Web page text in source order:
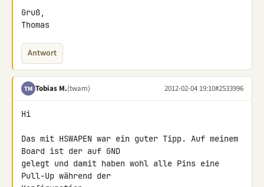
Gruß,
Thomas
Antwort
TM Tobias M.(twam) 2012-02-04 19:10#2533996
Hi
Das mit HSWAPEN war ein guter Tipp. Auf meinem
Board ist der auf GND
gelegt und damit haben wohl alle Pins eine
Pull-Up während der